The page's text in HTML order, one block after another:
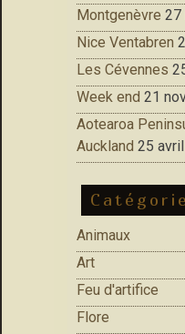
Montgenèvre 27
Nice Ventabren
Les Cévennes
Week end 21
Aotearoa
Auckland 25
Animaux
Art
Feu d'artifice
Flore